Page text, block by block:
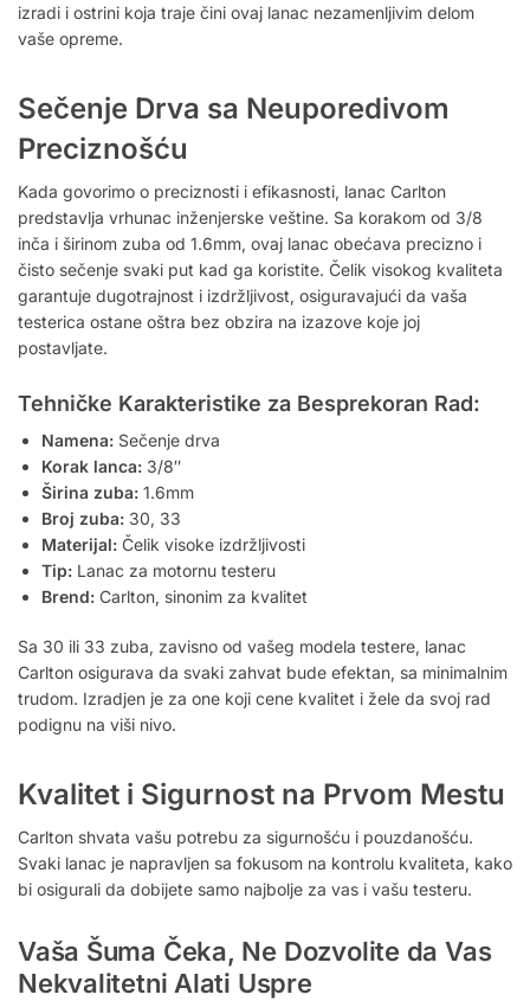
izradi i ostrini koja traje čini ovaj lanac nezamenljivim delom
vaše opreme.
Sečenje Drva sa Neuporedivom
Preciznošću
Kada govorimo o preciznosti i efikasnosti, lanac Carlton
predstavlja vrhunac inženjerske veštine. Sa korakom od 3/8
inča i širinom zuba od 1.6mm, ovaj lanac obećava precizno i
čisto sečenje svaki put kad ga koristite. Čelik visokog kvaliteta
garantuje dugotrajnost i izdržljivost, osiguravajući da vaša
testerica ostane oštra bez obzira na izazove koje joj
postavljate.
Tehničke Karakteristike za Besprekoran Rad:
Namena: Sečenje drva
Korak lanca: 3/8″
Širina zuba: 1.6mm
Broj zuba: 30, 33
Materijal: Čelik visoke izdržljivosti
Tip: Lanac za motornu testeru
Brend: Carlton, sinonim za kvalitet
Sa 30 ili 33 zuba, zavisno od vašeg modela testere, lanac
Carlton osigurava da svaki zahvat bude efektan, sa minimalnim
trudom. Izradjen je za one koji cene kvalitet i žele da svoj rad
podignu na viši nivo.
Kvalitet i Sigurnost na Prvom Mestu
Carlton shvata vašu potrebu za sigurnošću i pouzdanošću.
Svaki lanac je napravljen sa fokusom na kontrolu kvaliteta, kako
bi osigurali da dobijete samo najbolje za vas i vašu testeru.
Vaša Šuma Čeka, Ne Dozvolite da Vas
Nekvalitetni Alati Uspre